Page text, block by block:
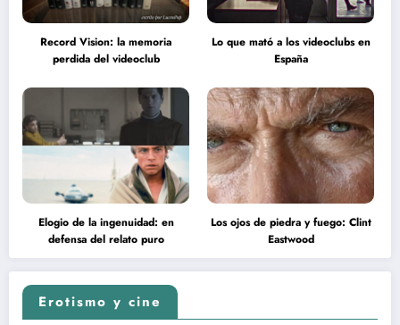
Record Vision: la memoria
perdida del videoclub
Lo que mató a los videoclubs en
España
Elogio de la ingenuidad: en
defensa del relato puro
Los ojos de piedra y fuego: Clint
Eastwood
Erotismo y cine